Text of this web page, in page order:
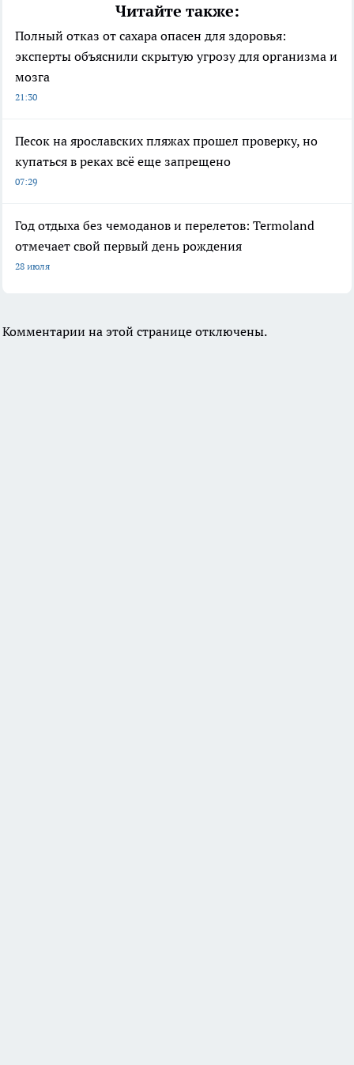
Читайте также:
Полный отказ от сахара опасен для здоровья:
эксперты объяснили скрытую угрозу для организма и
мозга
21:30
Песок на ярославских пляжах прошел проверку, но
купаться в реках всё еще запрещено
07:29
Год отдыха без чемоданов и перелетов: Termoland
отмечает свой первый день рождения
28 июля
Комментарии на этой странице отключены.